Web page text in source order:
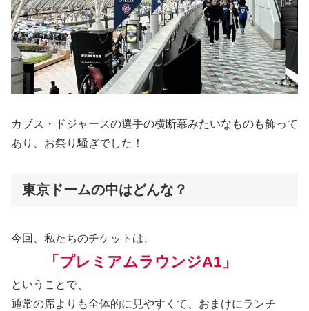
カブス・ドジャースの選手の横断幕みたいなものも飾って
あり、お祭り騒ぎでした！
東京ドームの中はどんな？
今回、私たちのチケットは、
「プレミアムラウンジA1」
ということで、
通常の席よりも全体的に見やすくて、おまけにランチ